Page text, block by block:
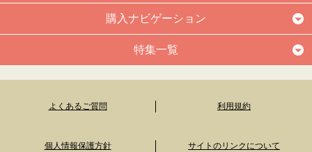
購入ナビゲーション
特集一覧
よくあるご質問 利用規約
個人情報保護方針 サイトのリンクについて